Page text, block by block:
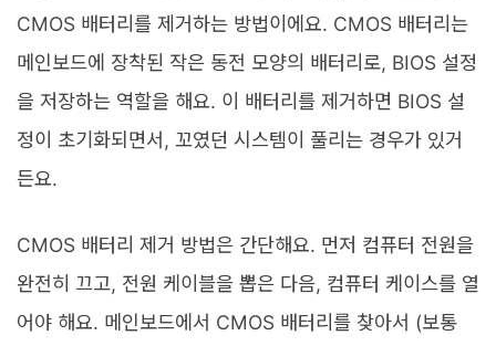
CMOS 배터리를 제거하는 방법이에요. CMOS 배터리는
메인보드에 장착된 작은 동전 모양의 배터리로, BIOS 설정
을 저장하는 역할을 해요. 이 배터리를 제거하면 BIOS 설
정이 초기화되면서, 꼬였던 시스템이 풀리는 경우가 있거
든요.
CMOS 배터리 제거 방법은 간단해요. 먼저 컴퓨터 전원을
완전히 끄고, 전원 케이블을 뽑은 다음, 컴퓨터 케이스를 열
어야 해요. 메인보드에서 CMOS 배터리를 찾아서 (보통